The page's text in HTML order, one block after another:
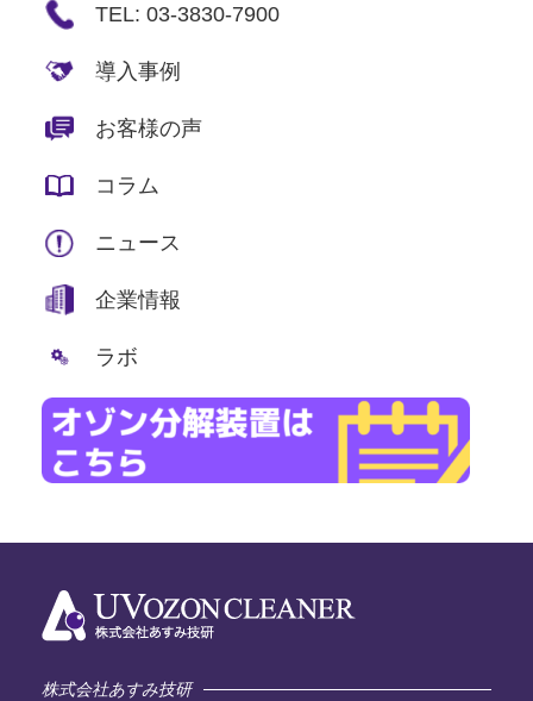
TEL: 03-3830-7900
導入事例
お客様の声
コラム
ニュース
企業情報
ラボ
株式会社あすみ技研